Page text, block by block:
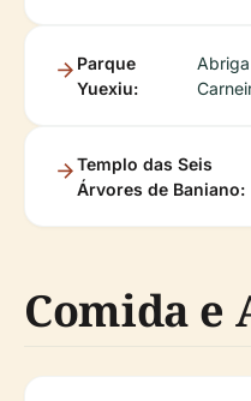
Parque
Yuexiu:
Templo das Seis
Árvores de Baniano:
Comida e